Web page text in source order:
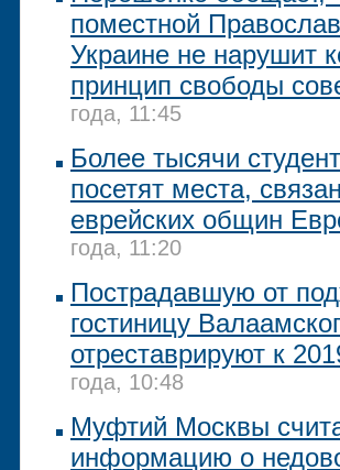
поместной
Украине не нарушит
принцип свободы
года, 11:45
Более тысячи
посетят места,
еврейских общин
года, 11:20
Пострадавшую от
гостиницу
отреставрируют к
года, 10:48
Муфтий Москвы
информацию о